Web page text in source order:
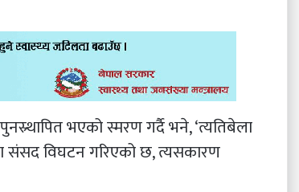
भएको स्मरण गर्दै भने, ‘त्यतिबेला
संसद विघटन गरिएको छ, त्यसकारण